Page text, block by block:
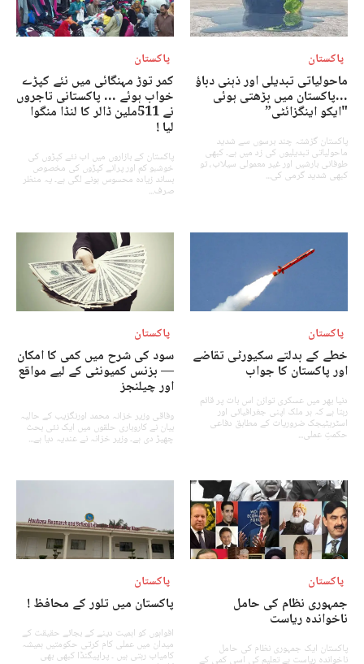
پاکستان
ماحولیاتی تبدیلی اور ذہنی دباؤ
…پاکستان میں بڑھتی ہوئی
"ایکو اینگزائٹی”
پاکستان گزشتہ چند برسوں سے شدید
ماحولیاتی تبدیلیوں کی زد میں ہے۔ کبھی
طوفانی بارشیں اور غیر معمولی سیلاب، تو
کبھی شدید گرمی کی...
پاکستان
کمر توڑ مہنگائی میں نئے کپڑے
خواب ہوئے … پاکستانی تاجروں
نے 511ملین ڈالر کا لنڈا منگوا
لیا !
پاکستان کے بازاروں میں اب نئے کپڑوں کی
خوشبو کم اور پرانے کپڑوں کی مخصوص
بساند زیادہ محسوس ہونے لگی ہے۔ یہ منظر
صرف...
پاکستان
خطے کے بدلتے سکیورٹی تقاضے
اور پاکستان کا جواب
دنیا بھر میں عسکری توازن اس بات پر قائم
رہتا ہے کہ ہر ملک اپنی جغرافیائی اور
اسٹریٹیجک ضروریات کے مطابق دفاعی
حکمتِ عملی...
پاکستان
سود کی شرح میں کمی کا امکان
— بزنس کمیونٹی کے لیے مواقع
اور چیلنجز
وفاقی وزیر خزانہ محمد اورنگزیب کے حالیہ
بیان نے کاروباری حلقوں میں ایک نئی بحث
چھیڑ دی ہے۔ وزیر خزانہ نے عندیہ دیا ہے...
پاکستان
جمہوری نظام کی حامل
ناخواندہ ریاست
پاکستان ایک جمہوری نظام کی حامل
پاکستان
پاکستان میں تلور کے محافظ !
افواہوں کو اہمیت دینے کے بجائے حقیقت کے
میدان میں عملی کام کرتی حکومتیں ہمیشہ
کامیاب رہتی ہیں ۔ پراپیگنڈا کبھی بھی